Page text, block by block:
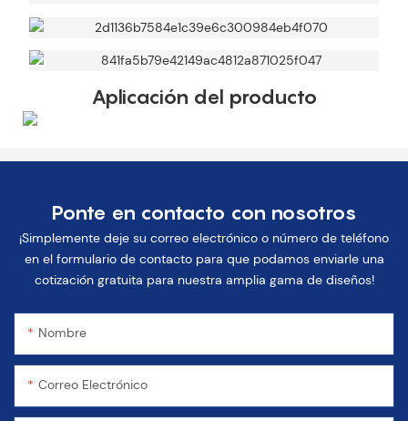
Aplicación del producto
Ponte en contacto con nosotros
¡Simplemente deje su correo electrónico o número de teléfono
en el formulario de contacto para que podamos enviarle una
cotización gratuita para nuestra amplia gama de diseños!
Nombre
Correo Electrónico